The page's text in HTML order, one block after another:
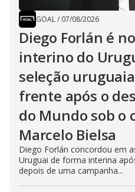
GOAL/ 07/08/2026
Diego Forlán é
interino do
seleção
frente após o
do Mundo sob o
Marcelo Bielsa
Diego Forlán concordou em
Uruguai de forma interina
depois de uma campanha...